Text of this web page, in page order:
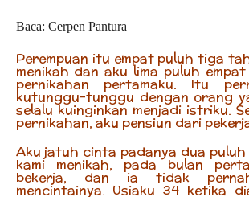
Baca: Cerpen Pantura
Perempuan itu empat puluh tiga
menikah dan aku lima puluh
pernikahan pertamaku. Itu
kutunggu-tunggu dengan orang
selalu kuinginkan menjadi istriku.
pernikahan, aku pensiun dari
Aku jatuh cinta padanya dua puluh
kami menikah, pada bulan
bekerja, dan ia tidak
mencintainya. Usiaku 34 ketika